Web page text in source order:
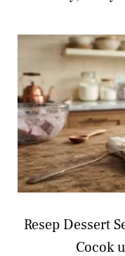
Resep Dessert
Cocok